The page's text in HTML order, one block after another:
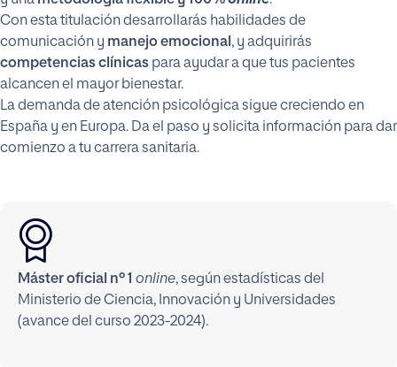
Con esta titulación desarrollarás habilidades de
comunicación y manejo emocional , y adquirirás
competencias clínicas para ayudar a que tus pacientes
alcancen el mayor bienestar.
La demanda de atención psicológica sigue creciendo en
España y en Europa. Da el paso y solicita información para dar
comienzo a tu carrera sanitaria.
Máster oficial nº 1 online, según estadísticas del
Ministerio de Ciencia, Innovación y Universidades
(avance del curso 2023-2024).